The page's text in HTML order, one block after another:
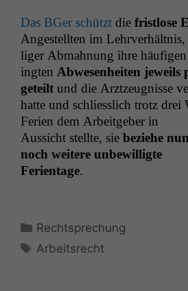
Das BGer schützt die frist­lose
Angestell­ten im
liger Abmah­nung ihre
ingten Abwe­sen­heit­en jew­eils
geteilt und die Arztzeug­nisse
hat­te und schliesslich trotz drei
Ferien dem Arbeit­ge­ber in
Aus­sicht stellte, sie beziehe
noch weit­ere unbewilligte
Feri­en­t­age.
Kategorien
Rechtsprechung
Schlagwörter
Arbeitsrecht